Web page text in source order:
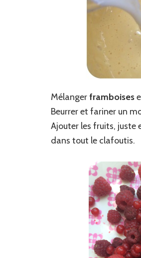
Mélangerframboises
Beurrer et fariner un
Ajouter les fruits, juste
dans tout le clafoutis.